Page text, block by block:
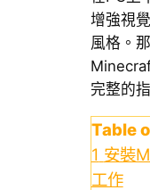
增強視
風格。
完整的
Table
1 安裝
工作